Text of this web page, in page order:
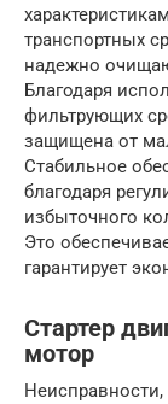
транспортных
надежно
Благодаря
фильтрующих
защищена от
Стабильное
благодаря
избыточного
Это
гарантирует
Стартер
мотор